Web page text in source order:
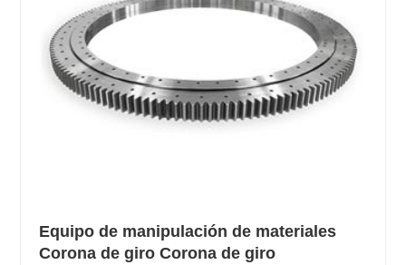
Equipo de manipulación de materiales
Corona de giro Corona de giro